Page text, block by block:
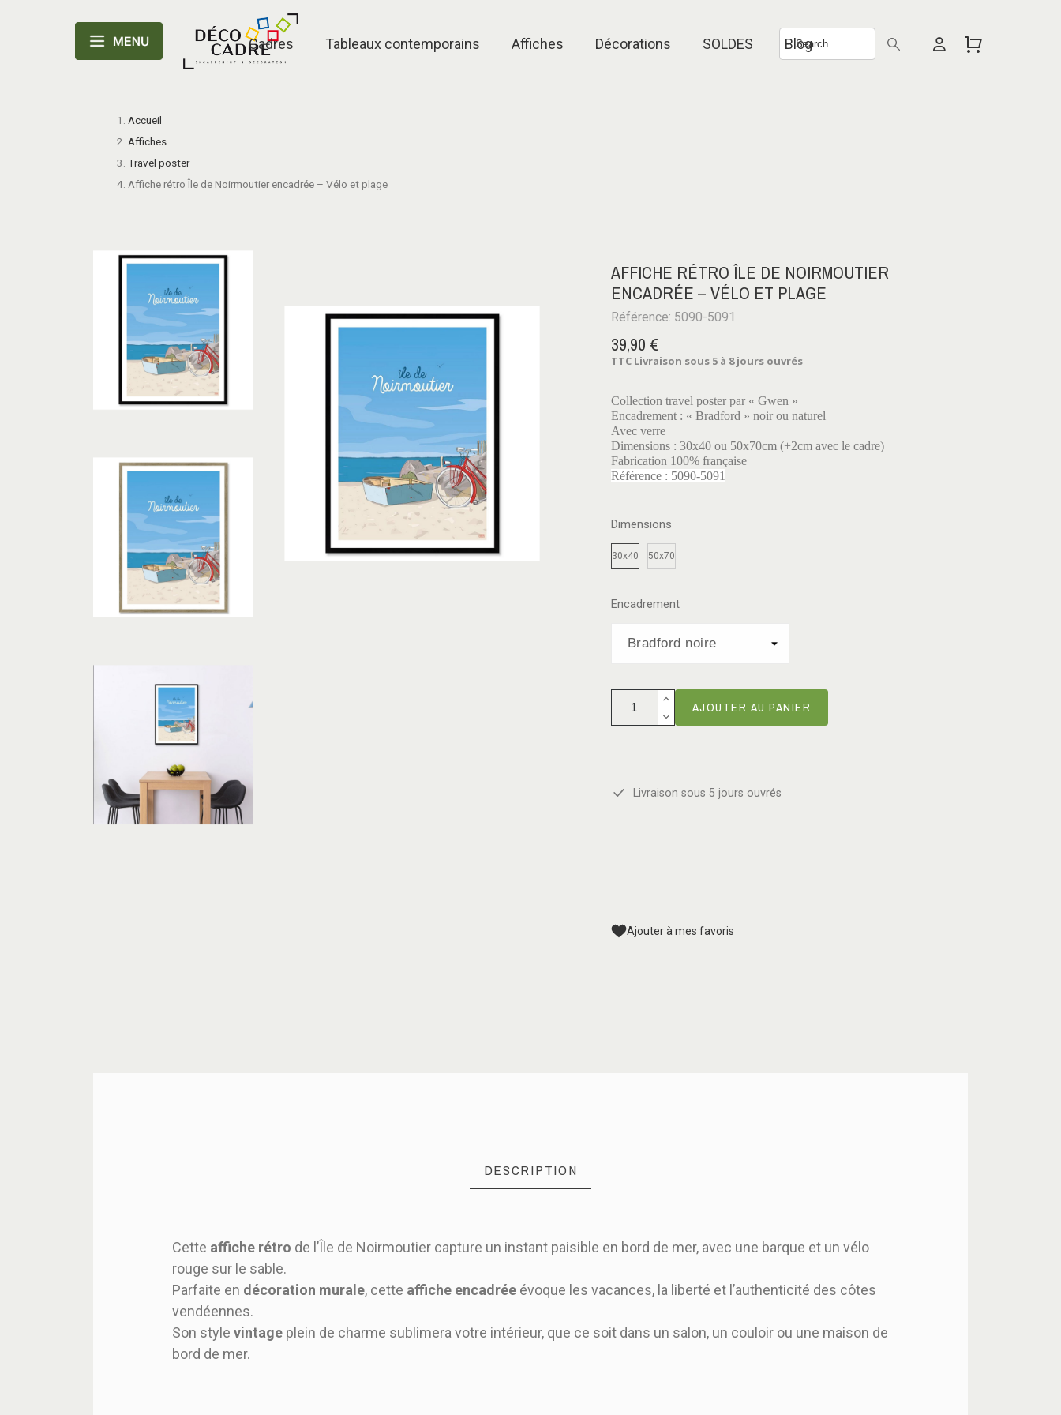
Cadres Tableaux contemporains Affiches Décorations SOLDES Blog
Accueil
Affiches
Travel poster
Affiche rétro Île de Noirmoutier encadrée – Vélo et plage
AFFICHE RÉTRO ÎLE DE NOIRMOUTIER
ENCADRÉE – VÉLO ET PLAGE
Référence: 5090-5091
39,90 €
TTC Livraison sous 5 à 8 jours ouvrés
Collection travel poster par « Gwen »
Encadrement : « Bradford » noir ou naturel
Avec verre
Dimensions : 30x40 ou 50x70cm (+2cm avec le cadre)
Fabrication 100% française
Référence : 5090-5091
Dimensions
30x40 50x70
Encadrement
AJOUTER AU PANIER
Livraison sous 5 jours ouvrés
Ajouter à mes favoris
DESCRIPTION
Cette affiche rétro de l’Île de Noirmoutier capture un instant paisible en bord de mer, avec une barque et un vélo
rouge sur le sable.
Parfaite en décoration murale, cette affiche encadrée évoque les vacances, la liberté et l’authenticité des côtes
vendéennes.
Son style vintage plein de charme sublimera votre intérieur, que ce soit dans un salon, un couloir ou une maison de
bord de mer.